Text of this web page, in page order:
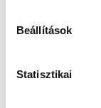
Beállítások
Statisztikai